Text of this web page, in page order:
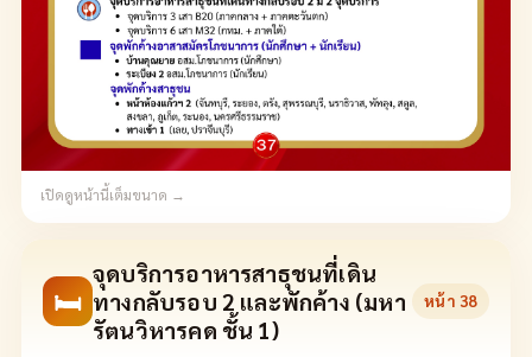
เปิดดูหน้านี้เต็มขนาด →
🛏
จุดบริการอาหารสาธุชนที่เดิน
ทางกลับรอบ 2 และพักค้าง (มหา
รัตนวิหารคด ชั้น 1)
หน้า 38